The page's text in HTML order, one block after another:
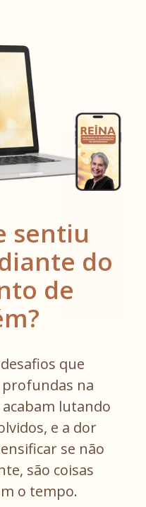
sentiu
do
de
que
na
acabam lutando
e a dor
se não
são coisas
o tempo.